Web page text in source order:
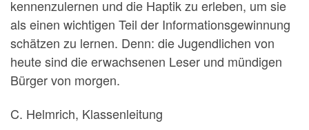
kennenzulernen und die Haptik zu erleben, um sie
als einen wichtigen Teil der Informationsgewinnung
schätzen zu lernen. Denn: die Jugendlichen von
heute sind die erwachsenen Leser und mündigen
Bürger von morgen.
C. Helmrich, Klassenleitung